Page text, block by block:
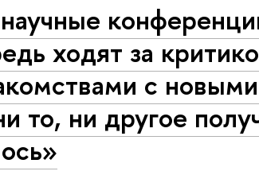
ходят за
с
то, ни другое